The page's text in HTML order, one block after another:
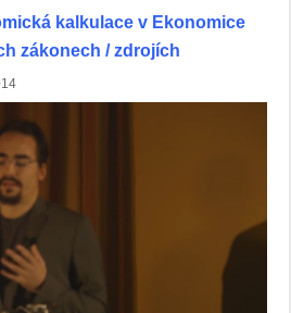
kalkulace v Ekonomice
zákonech / zdrojích